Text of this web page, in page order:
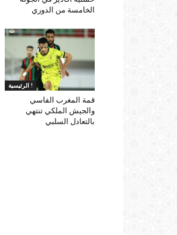
الخامسة من الدوري
الرئيسية !
قمة المغرب الفاسي
والجيش الملكي تنتهي
بالتعادل السلبي